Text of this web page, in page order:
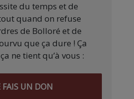
du temps et de
quand on refuse
de Bolloré et de
que ça dure ! Ça
ne tient qu’à vous :
FAIS UN DON